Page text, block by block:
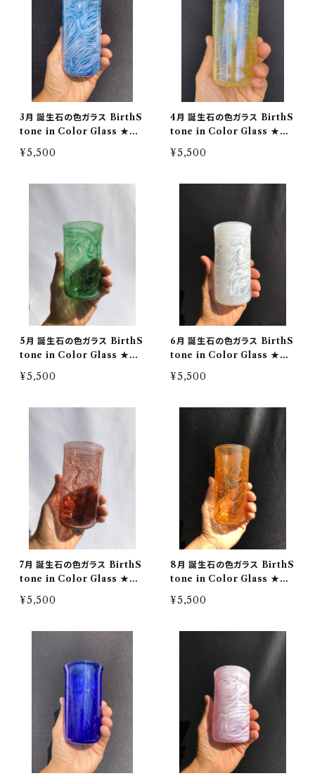
3月 誕生石の色ガラス BirthS
tone in Color Glass ★受
注制作★桐箱入り
¥5,500
4月 誕生石の色ガラス BirthS
tone in Color Glass ★受
注制作★桐箱入り
¥5,500
5月 誕生石の色ガラス BirthS
tone in Color Glass ★受
注制作★桐箱入り
¥5,500
6月 誕生石の色ガラス BirthS
tone in Color Glass ★受
注制作★桐箱入り
¥5,500
7月 誕生石の色ガラス BirthS
tone in Color Glass ★受
注制作★桐箱入り
¥5,500
8月 誕生石の色ガラス BirthS
tone in Color Glass ★受
注制作★桐箱入り
¥5,500